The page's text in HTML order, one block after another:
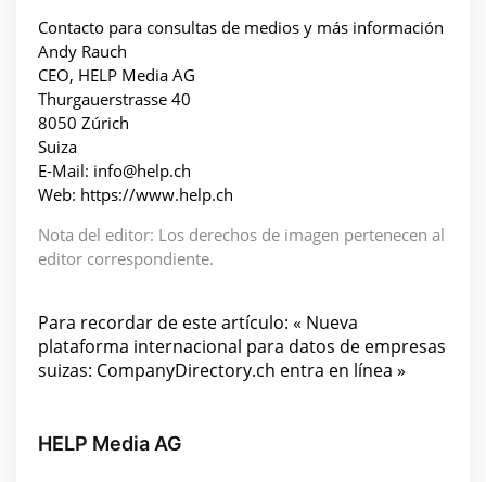
Contacto para consultas de medios y más información
Andy Rauch
CEO, HELP Media AG
Thurgauerstrasse 40
8050 Zúrich
Suiza
E-Mail: info@help.ch
Web: https://www.help.ch
Nota del editor: Los derechos de imagen pertenecen al
editor correspondiente.
Para recordar de este artículo: « Nueva
plataforma internacional para datos de empresas
suizas: CompanyDirectory.ch entra en línea »
HELP Media AG